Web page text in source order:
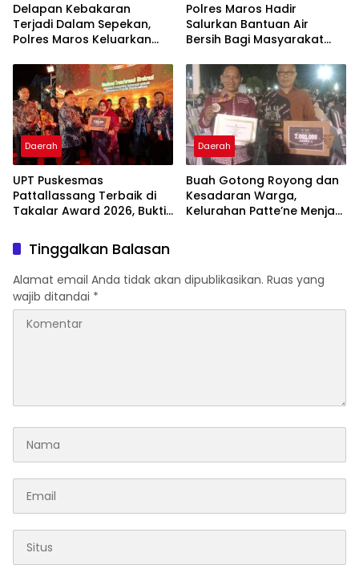
Delapan Kebakaran
Terjadi Dalam Sepekan,
Polres Maros Keluarkan
Masyarakat
Polres Maros Hadir
Salurkan Bantuan Air
Bersih Bagi Masyarakat
Di Maros
Daerah
UPT Puskesmas
Pattallassang Terbaik di
Takalar Award 2026, Bukti
Pelayanan Kesehatan
Berkualitas
Daerah
Buah Gotong Royong dan
Kesadaran Warga,
Kelurahan Patte’ne Menjadi
Tinggalkan Balasan
Alamat email Anda tidak akan dipublikasikan. Ruas yang
wajib ditandai *